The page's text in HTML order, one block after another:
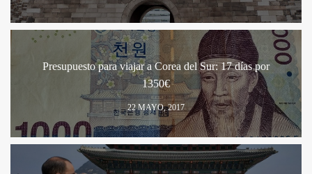
Presupuesto para viajar a Corea del Sur: 17 días por
1350€
22 MAYO, 2017